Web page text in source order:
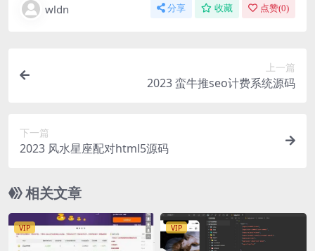
wldn 分享 收藏 点赞(0)
上一篇
2023 蛮牛推seo计费系统源码
下一篇
2023 风水星座配对html5源码
相关文章
VIP VIP